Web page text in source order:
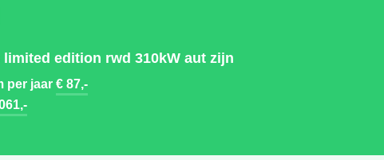
edition rwd 310kW aut zijn
per jaar€ 87,-